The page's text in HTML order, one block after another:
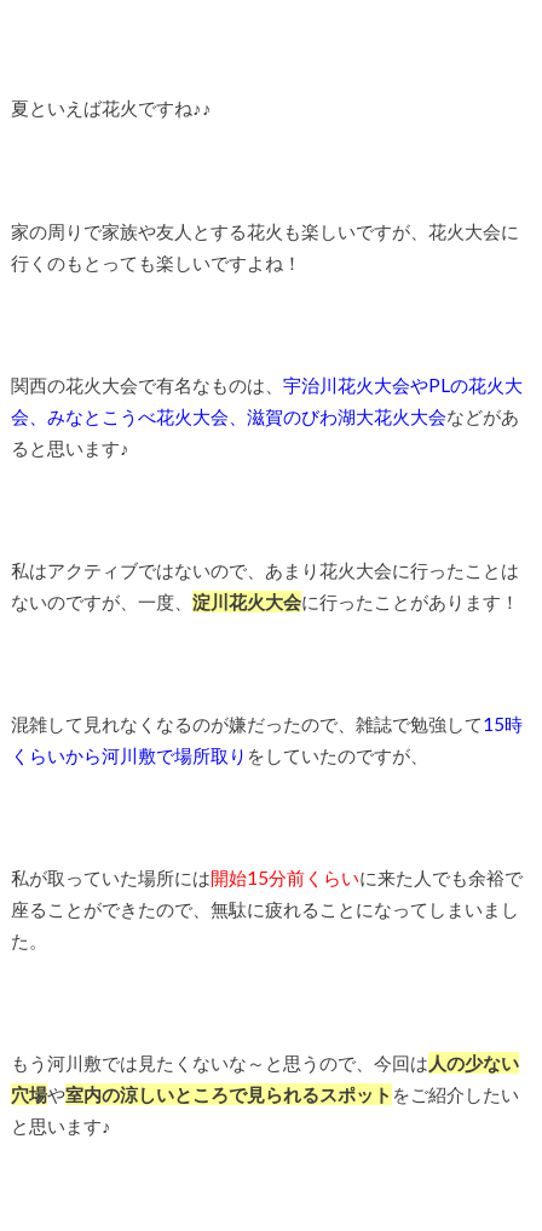
夏といえば花火ですね♪♪
家の周りで家族や友人とする花火も楽しいですが、花火大会に
行くのもとっても楽しいですよね！
関西の花火大会で有名なものは、 宇治川花火大会やPLの花火大
会、みなとこうべ花火大会、滋賀のびわ湖大花火大会などがあ
ると思います♪
私はアクティブではないので、あまり花火大会に行ったことは
ないのですが、一度、 淀川花火大会に行ったことがあります！
混雑して見れなくなるのが嫌だったので、雑誌で勉強して15時
くらいから河川敷で場所取り をしていたのですが、
私が取っていた場所には開始15分前くらいに来た人でも余裕で
座ることができたので、無駄に疲れることになってしまいまし
た。
もう河川敷では見たくないな～と思うので、今回は 人の少ない
穴場や室内の涼しいところで見られるスポット をご紹介したい
と思います♪